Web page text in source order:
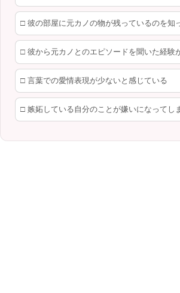
□ 彼の部屋に元カノの物が残っているのを知
□ 彼から元カノとのエピソードを聞いた経験
□ 言葉での愛情表現が少ないと感じている
□ 嫉妬している自分のことが嫌いになってし